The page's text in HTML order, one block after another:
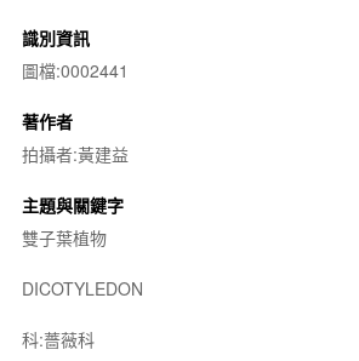
識別資訊
圖檔:0002441
著作者
拍攝者:黃建益
主題與關鍵字
雙子葉植物
DICOTYLEDON
科:薔薇科